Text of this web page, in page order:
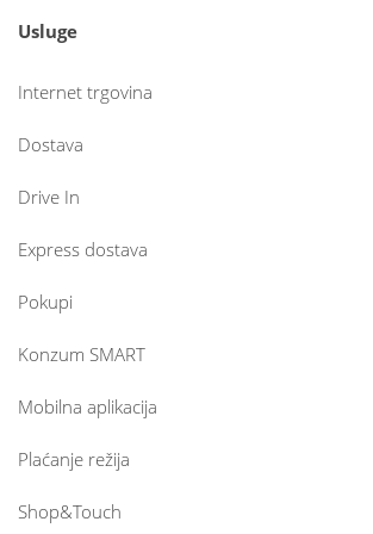
Usluge
Internet trgovina
Dostava
Drive In
Express dostava
Pokupi
Konzum SMART
Mobilna aplikacija
Plaćanje režija
Shop&Touch